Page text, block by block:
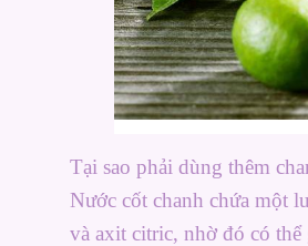
Tại sao phải dùng thêm
Nước cốt chanh chứa một
và axit citric, nhờ đó có